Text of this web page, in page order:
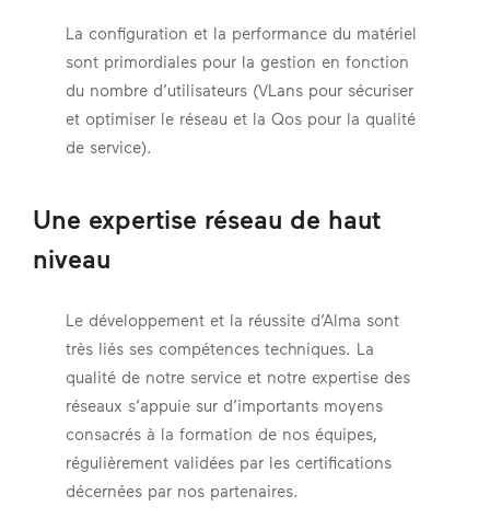
La configuration et la performance du matériel
sont primordiales pour la gestion en fonction
du nombre d’utilisateurs (VLans pour sécuriser
et optimiser le réseau et la Qos pour la qualité
de service).
Une expertise réseau de haut
niveau
Le développement et la réussite d’Alma sont
très liés ses compétences techniques. La
qualité de notre service et notre expertise des
réseaux s’appuie sur d’importants moyens
consacrés à la formation de nos équipes,
régulièrement validées par les certifications
décernées par nos partenaires.